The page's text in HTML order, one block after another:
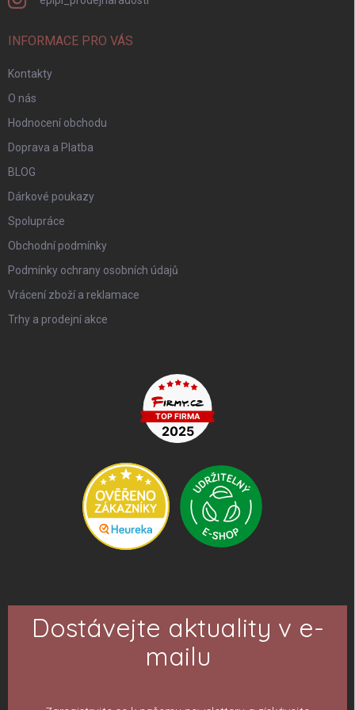
INFORMACE PRO VÁS
Kontakty
O nás
Hodnocení obchodu
Doprava a Platba
BLOG
Dárkové poukazy
Spolupráce
Obchodní podmínky
Podmínky ochrany osobních údajů
Vrácení zboží a reklamace
Trhy a prodejní akce
Dostávejte aktuality v e-
mailu